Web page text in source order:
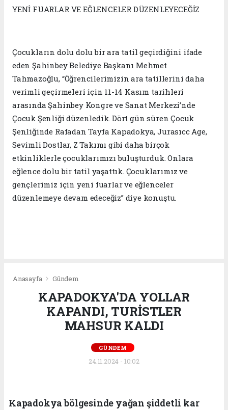
YENİ FUARLAR VE EĞLENCELER DÜZENLEYECEĞİZ
Çocukların dolu dolu bir ara tatil geçirdiğini ifade
eden Şahinbey Belediye Başkanı Mehmet
Tahmazoğlu, “Öğrencilerimizin ara tatillerini daha
verimli geçirmeleri için 11-14 Kasım tarihleri
arasında Şahinbey Kongre ve Sanat Merkezi’nde
Çocuk Şenliği düzenledik. Dört gün süren Çocuk
Şenliğinde Rafadan Tayfa Kapadokya, Jurasıcc Age,
Sevimli Dostlar, Z Takımı gibi daha birçok
etkinliklerle çocuklarımızı buluşturduk. Onlara
eğlence dolu bir tatil yaşattık. Çocuklarımız ve
gençlerimiz için yeni fuarlar ve eğlenceler
düzenlemeye devam edeceğiz” diye konuştu.
Anasayfa Gündem
KAPADOKYA'DA YOLLAR
KAPANDI, TURİSTLER
MAHSUR KALDI
GÜNDEM
24.11.2024 - 10:02
Kapadokya bölgesinde yağan şiddetli kar